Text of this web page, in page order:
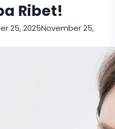
Ribet!
25, 2025November 25,